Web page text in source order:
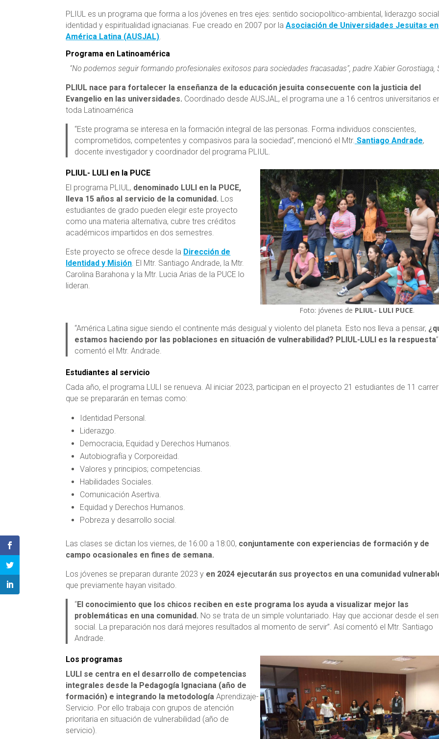
PLIUL es un programa que forma a los jóvenes en tres ejes: sentido sociopolítico-ambiental, liderazgo
identidad y espiritualidad ignacianas. Fue creado en 2007 por laAsociación de Universidades Jesuitas en
América Latina (AUSJAL).
Programa en Latinoamérica
“No podemos seguir formando profesionales exitosos para sociedades fracasadas”, padre Xabier Gorostiaga,
PLIUL nace para fortalecer la enseñanza de la educación jesuita consecuente con la justicia del
Evangelio en las universidades. Coordinado desde AUSJAL, el programa une a 16 centros universitarios
toda Latinoamérica
“Este programa se interesa en la formación integral de las personas. Forma individuos conscientes,
comprometidos, competentes y compasivos para la sociedad”, mencionó el Mtr. Santiago Andrade,
docente investigador y coordinador del programa PLIUL.
PLIUL- LULI en la PUCE
El programa PLIUL, denominado LULI en la PUCE,
lleva 15 años al servicio de la comunidad. Los
estudiantes de grado pueden elegir este proyecto
como una materia alternativa, cubre tres créditos
académicos impartidos en dos semestres.
Este proyecto se ofrece desde la Dirección de
Identidad y Misión. El Mtr. Santiago Andrade, la Mtr.
Carolina Barahona y la Mtr. Lucia Arias de la PUCE lo
lideran.
Foto: jóvenes de PLIUL- LULI PUCE.
“América Latina sigue siendo el continente más desigual y violento del planeta. Esto nos lleva a pensar,
estamos haciendo por las poblaciones en situación de vulnerabilidad? PLIUL-LULI es la respuesta
comentó el Mtr. Andrade.
Estudiantes al servicio
Cada año, el programa LULI se renueva. Al iniciar 2023, participan en el proyecto 21 estudiantes de 11
que se prepararán en temas como:
Identidad Personal.
Liderazgo.
Democracia, Equidad y Derechos Humanos.
Autobiografía y Corporeidad.
Valores y principios; competencias.
Habilidades Sociales.
Comunicación Asertiva.
Equidad y Derechos Humanos.
Pobreza y desarrollo social.
Las clases se dictan los viernes, de 16:00 a 18:00, conjuntamente con experiencias de formación y de
campo ocasionales en fines de semana.
Los jóvenes se preparan durante 2023 y en 2024 ejecutarán sus proyectos en una comunidad
que previamente hayan visitado.
“El conocimiento que los chicos reciben en este programa los ayuda a visualizar mejor las
problemáticas en una comunidad. No se trata de un simple voluntariado. Hay que accionar desde el
social. La preparación nos dará mejores resultados al momento de servir”. Así comentó el Mtr. Santiago
Andrade.
Los programas
LULI se centra en el desarrollo de competencias
integrales desde la Pedagogía Ignaciana (año de
formación) e integrando la metodologíaAprendizaje-
Servicio. Por ello trabaja con grupos de atención
prioritaria en situación de vulnerabilidad (año de
servicio).